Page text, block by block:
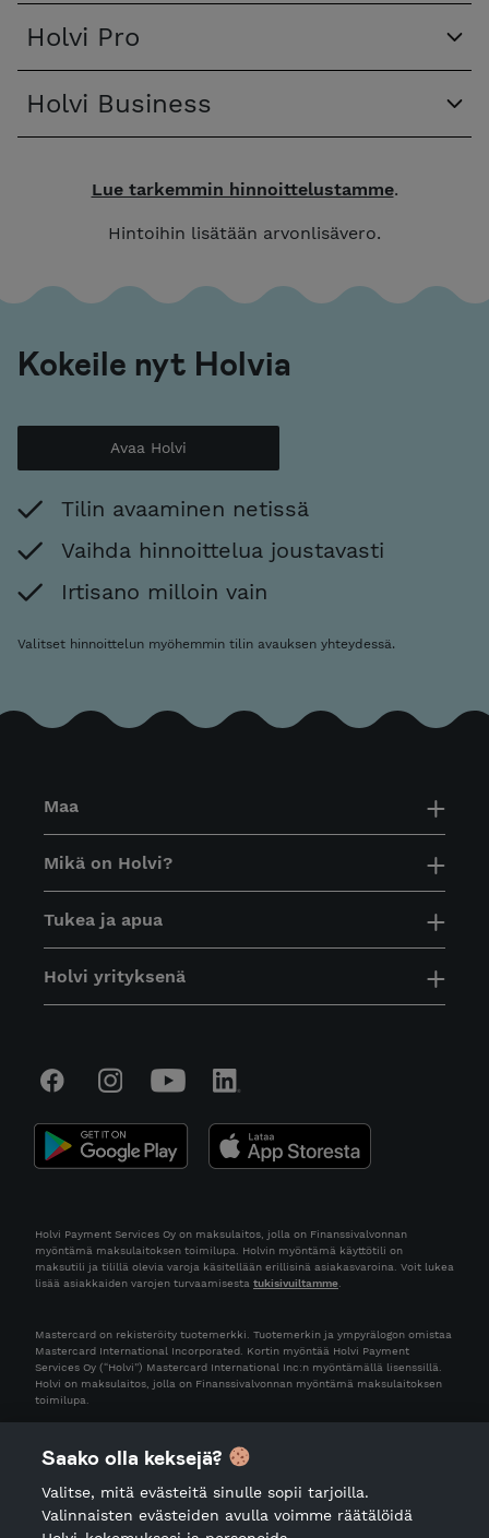
Holvi Pro
Holvi Business
Lue tarkemmin hinnoittelustamme.
Hintoihin lisätään arvonlisävero.
Kokeile nyt Holvia
Avaa Holvi
Tilin avaaminen netissä
Vaihda hinnoittelua joustavasti
Irtisano milloin vain
Valitset hinnoittelun myöhemmin tilin avauksen yhteydessä.
Maa
Mikä on Holvi?
Tukea ja apua
Holvi yrityksenä
Holvi Payment Services Oy on maksulaitos, jolla on Finanssivalvonnan
myöntämä maksulaitoksen toimilupa. Holvin myöntämä käyttötili on
maksutili ja tilillä olevia varoja käsitellään erillisinä asiakasvaroina. Voit lukea
lisää asiakkaiden varojen turvaamisesta tukisivuiltamme
Mastercard on rekisteröity tuotemerkki. Tuotemerkin ja ympyrälogon omistaa
Mastercard International Incorporated. Kortin myöntää Holvi Payment
Services Oy (“Holvi”) Mastercard International Inc:n myöntämällä lisenssillä.
Holvi on maksulaitos, jolla on Finanssivalvonnan myöntämä maksulaitoksen
toimilupa.
Saako olla keksejä?
Valitse, mitä evästeitä sinulle sopii tarjoilla.
Valinnaisten evästeiden avulla voimme räätälöidä